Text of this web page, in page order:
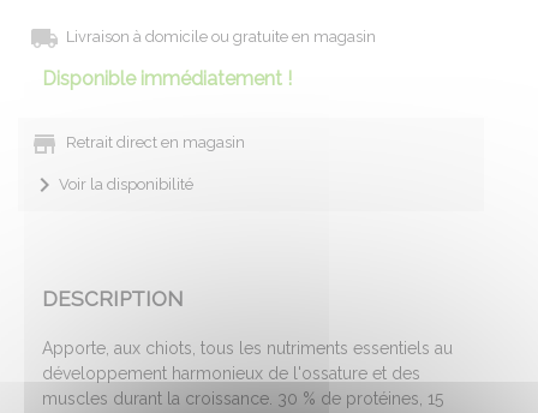
Livraison à domicile ou gratuite en magasin
Disponible immédiatement !
Retrait direct en magasin
Voir la disponibilité
DESCRIPTION
Apporte, aux chiots, tous les nutriments essentiels au
développement harmonieux de l'ossature et des
muscles durant la croissance. 30 % de protéines, 15